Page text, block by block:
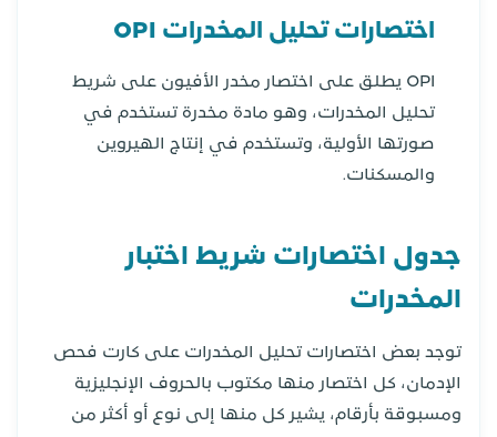
اختصارات تحليل المخدرات OPI
OPI يطلق على اختصار مخدر الأفيون على شريط
تحليل المخدرات، وهو مادة مخدرة تستخدم في
صورتها الأولية، وتستخدم في إنتاج الهيروين
والمسكنات.
جدول اختصارات شريط اختبار
المخدرات
توجد بعض اختصارات تحليل المخدرات على كارت فحص
الإدمان، كل اختصار منها مكتوب بالحروف الإنجليزية
ومسبوقة بأرقام، يشير كل منها إلى نوع أو أكثر من